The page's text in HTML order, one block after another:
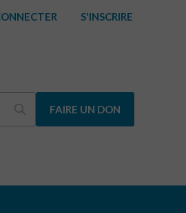
S'INSCRIRE
FAIRE UN DON